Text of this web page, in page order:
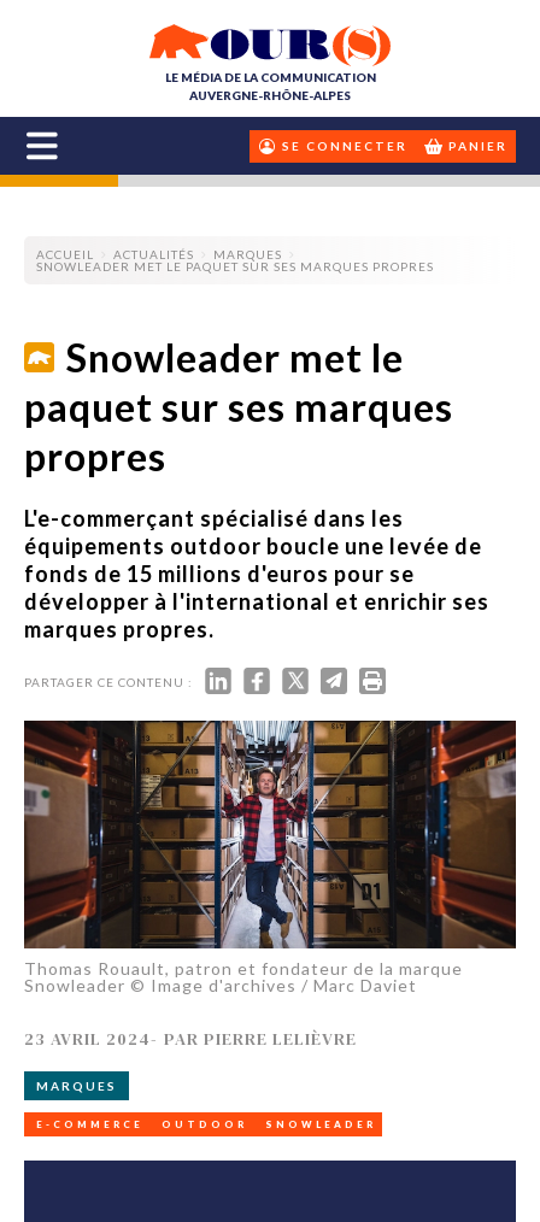
LE MÉDIA DE LA COMMUNICATION
AUVERGNE-RHÔNE-ALPES
SE CONNECTER PANIER
ACCUEIL ACTUALITÉS
MARQUES
SNOWLEADER MET LE PAQUET SUR SES MARQUES PROPRES
Snowleader met le
paquet sur ses marques
propres
L'e-commerçant spécialisé dans les
équipements outdoor boucle une levée de
fonds de 15 millions d'euros pour se
développer à l'international et enrichir ses
marques propres.
PARTAGER CE CONTENU :
Thomas Rouault, patron et fondateur de la marque
Snowleader © Image d'archives / Marc Daviet
23 AVRIL 2024- PAR PIERRE LELIÈVRE
MARQUES
E-COMMERCE OUTDOOR SNOWLEADER